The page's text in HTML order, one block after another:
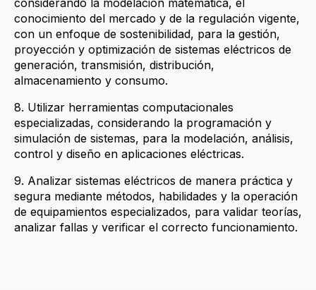
conocimiento del mercado y de la regulación vigente,
con un enfoque de sostenibilidad, para la gestión,
proyección y optimización de sistemas eléctricos de
generación, transmisión, distribución,
almacenamiento y consumo.
8. Utilizar herramientas computacionales
especializadas, considerando la programación y
simulación de sistemas, para la modelación, análisis,
control y diseño en aplicaciones eléctricas.
9. Analizar sistemas eléctricos de manera práctica y
segura mediante métodos, habilidades y la operación
de equipamientos especializados, para validar teorías,
analizar fallas y verificar el correcto funcionamiento.